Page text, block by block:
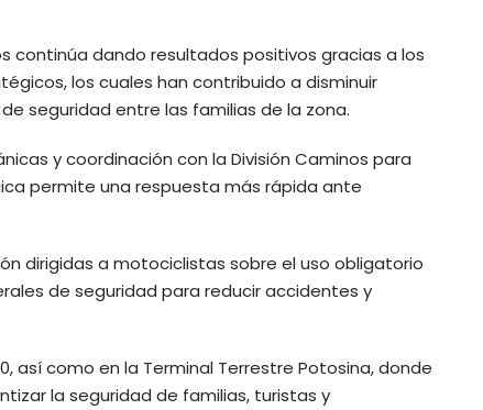
continúa dando resultados positivos gracias a los
los cuales han contribuido a disminuir
seguridad entre las familias de la zona.
y coordinación con la División Caminos para
permite una respuesta más rápida ante
dirigidas a motociclistas sobre el uso obligatorio
de seguridad para reducir accidentes y
así como en la Terminal Terrestre Potosina, donde
la seguridad de familias, turistas y